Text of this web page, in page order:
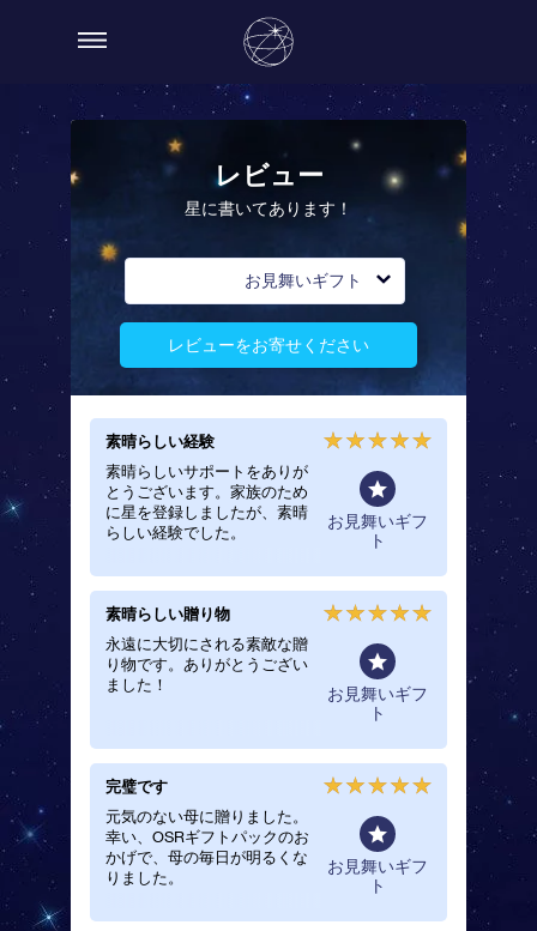
レビュー
星に書いてあります！
お見舞いギフト
レビューをお寄せください
ギフ
ギフ
素晴らしい経験
素晴らしいサポートをありが
とうございます。家族のため
に星を登録しましたが、素晴
らしい経験でした。
お見舞いギフ
ト
素晴らしい贈り物
永遠に大切にされる素敵な贈
り物です。ありがとうござい
ました！
お見舞いギフ
ト
完璧です
元気のない母に贈りました。
幸い、OSRギフトパックのお
かげで、母の毎日が明るくな
りました。
お見舞いギフ
ト
とても
末期症
に星に
こうし
うもあ
Online
きまし
彼女は
に入り
難病の
物をと
した。